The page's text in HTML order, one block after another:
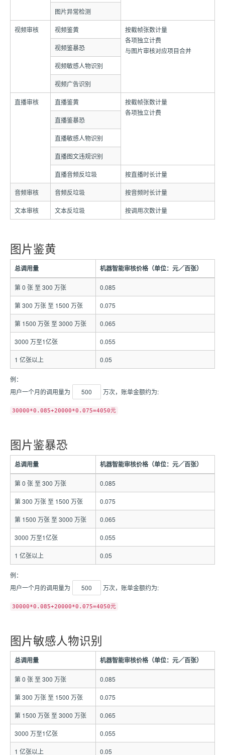
图片异常检测
视频审核 视频鉴黄
按截帧张数计量
各项独立计费
与图片审核对应项目合并
视频鉴暴恐
视频敏感人物识别
视频广告识别
直播审核 直播鉴黄
按截帧张数计量
各项独立计费
直播鉴暴恐
直播敏感人物识别
直播图文违规识别
直播音频反垃圾 按直播时长计量
音频审核 音频反垃圾 按音频时长计量
文本审核 文本反垃圾 按调用次数计量
图片鉴黄
总调用量 机器智能审核价格（单位：元／百张）
第 0 张 至 300 万张 0.085
第 300 万张 至 1500 万张 0.075
第 1500 万张 至 3000 万张 0.065
3000 万至1亿张 0.055
1 亿张以上 0.05
例：
用户一个月的调用量为
500 万次，账单金额约为:
30000*0.085+20000*0.075=4050元
图片鉴暴恐
总调用量 机器智能审核价格（单位：元／百张）
第 0 张 至 300 万张 0.085
第 300 万张 至 1500 万张 0.075
第 1500 万张 至 3000 万张 0.065
3000 万至1亿张 0.055
1 亿张以上 0.05
例：
用户一个月的调用量为
500 万次，账单金额约为:
30000*0.085+20000*0.075=4050元
图片敏感人物识别
总调用量 机器智能审核价格（单位：元／百张）
第 0 张 至 300 万张 0.085
第 300 万张 至 1500 万张 0.075
第 1500 万张 至 3000 万张 0.065
3000 万至1亿张 0.055
1 亿张以上 0.05